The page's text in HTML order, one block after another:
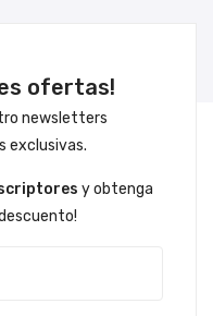
ofertas!
newsletters
exclusivas.
y obtenga